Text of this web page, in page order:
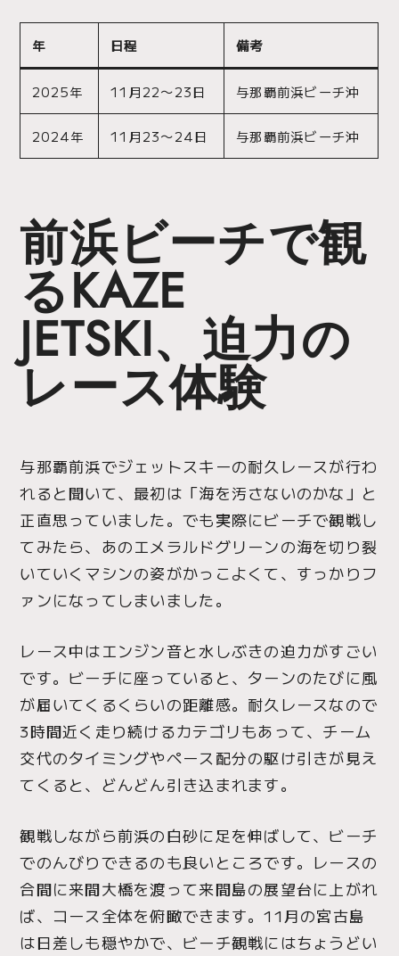
年 日程 備考
2025年 11月22〜23日 与那覇前浜ビーチ沖
2024年 11月23〜24日 与那覇前浜ビーチ沖
前浜ビーチで観
るKAZE
JETSKI、迫力の
レース体験
与那覇前浜でジェットスキーの耐久レースが行わ
れると聞いて、最初は「海を汚さないのかな」と
正直思っていました。でも実際にビーチで観戦し
てみたら、あのエメラルドグリーンの海を切り裂
いていくマシンの姿がかっこよくて、すっかりフ
ァンになってしまいました。
レース中はエンジン音と水しぶきの迫力がすごい
です。ビーチに座っていると、ターンのたびに風
が届いてくるくらいの距離感。耐久レースなので
3時間近く走り続けるカテゴリもあって、チーム
交代のタイミングやペース配分の駆け引きが見え
てくると、どんどん引き込まれます。
観戦しながら前浜の白砂に足を伸ばして、ビーチ
でのんびりできるのも良いところです。レースの
合間に来間大橋を渡って来間島の展望台に上がれ
ば、コース全体を俯瞰できます。11月の宮古島
は日差しも穏やかで、ビーチ観戦にはちょうどい